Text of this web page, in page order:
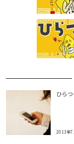
ひら
2013年7